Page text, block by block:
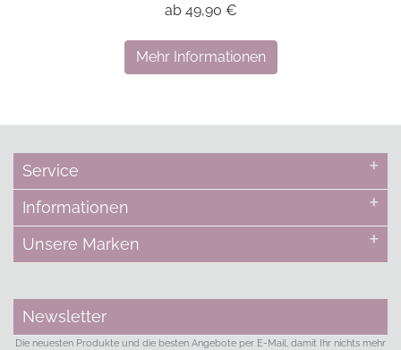
ab 49,90 €
Mehr Informationen
Service
Informationen
Unsere Marken
Newsletter
Die neuesten Produkte und die besten Angebote per E-Mail, damit Ihr nichts mehr